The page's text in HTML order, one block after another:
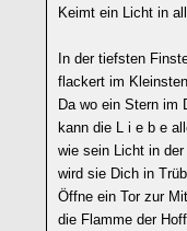
Keimt ein Licht in
In der tiefsten
flackert im
Da wo ein Stern im
kann die L i e b e
wie sein Licht in
wird sie Dich in
Öffne ein Tor zur
die Flamme der